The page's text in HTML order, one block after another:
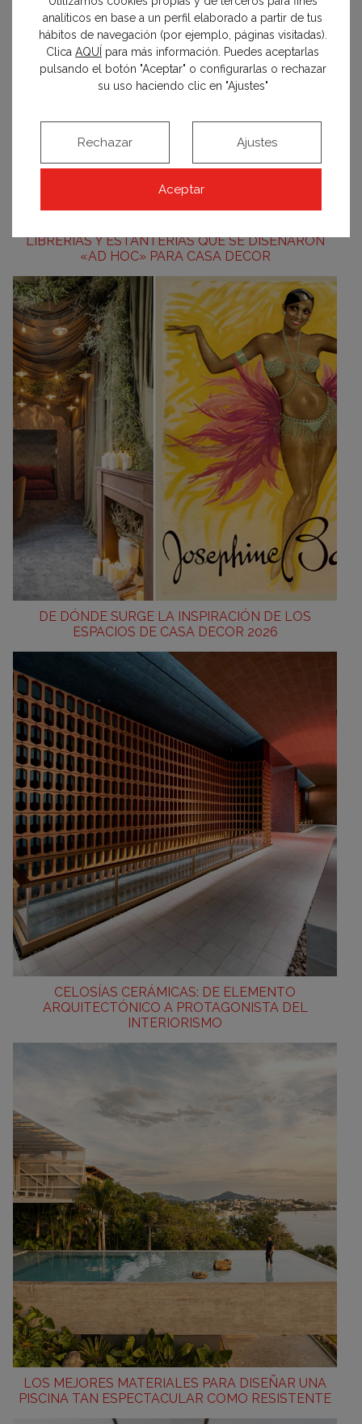
LIBRERÍAS Y ESTANTERÍAS QUE SE DISEÑARON
«AD HOC» PARA CASA DECOR
DE DÓNDE SURGE LA INSPIRACIÓN DE LOS
ESPACIOS DE CASA DECOR 2026
CELOSÍAS CERÁMICAS: DE ELEMENTO
ARQUITECTÓNICO A PROTAGONISTA DEL
INTERIORISMO
LOS MEJORES MATERIALES PARA DISEÑAR UNA
PISCINA TAN ESPECTACULAR COMO RESISTENTE
analíticos en base a un perfil elaborado a partir de tus
hábitos de navegación (por ejemplo, páginas visitadas).
Clica AQUÍ para más información. Puedes aceptarlas
pulsando el botón "Aceptar" o configurarlas o rechazar
su uso haciendo clic en "Ajustes"
Aceptar
Rechazar Ajustes